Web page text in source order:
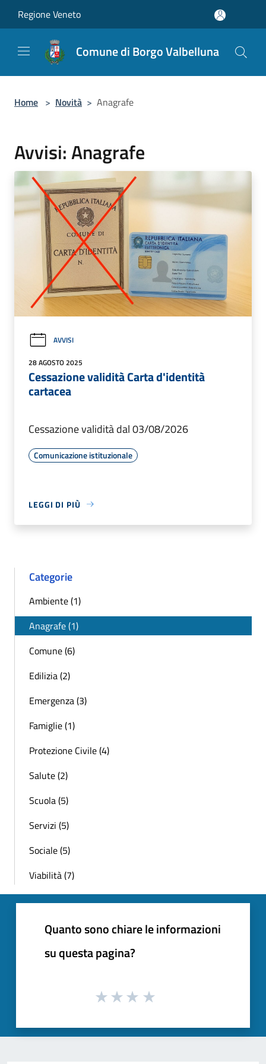
Regione Veneto
Comune di Borgo Valbelluna
Home > Novità > Anagrafe
Avvisi: Anagrafe
AVVISI
28 AGOSTO 2025
Cessazione validità Carta d'identità
cartacea
Cessazione validità dal 03/08/2026
Comunicazione istituzionale
LEGGI DI PIÙ
Categorie
Ambiente (1)
Anagrafe (1)
Comune (6)
Edilizia (2)
Emergenza (3)
Famiglie (1)
Protezione Civile (4)
Salute (2)
Scuola (5)
Servizi (5)
Sociale (5)
Viabilità (7)
Quanto sono chiare le informazioni
su questa pagina?